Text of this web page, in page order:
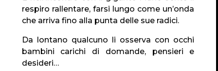
respiro rallentare, farsi lungo come un’onda
che arriva fino alla punta delle sue radici.
Da lontano qualcuno li osserva con occhi
bambini carichi di domande, pensieri e
desideri…